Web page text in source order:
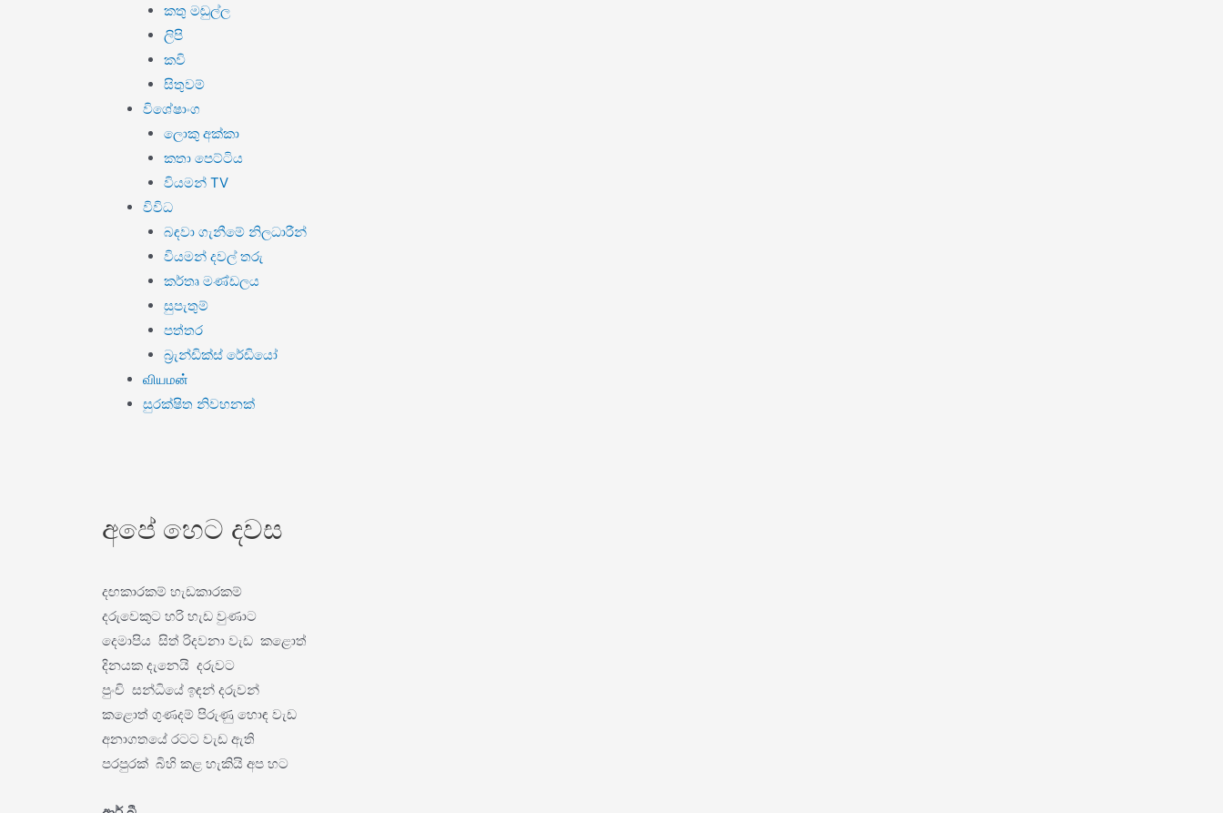
කතු මඬුල්ල
ලිපි
කවි
සිතුවම්
විශේෂාංග
ලොකු අක්කා
කතා පෙට්ටිය
වියමන් TV
විවිධ
බඳවා ගැනීමේ නිලධාරීන්
වියමන් දවල් තරු
කර්තෘ මණ්ඩලය
සුපැතුම්
පත්තර
බ්‍රැන්ඩික්ස් රේඩියෝ
வியமன்
සුරක්ෂිත නිවහනක්
අපේ හෙට දවස
දඟකාරකම් හැඩකාරකම්
දරුවෙකුට හරි හැඩ වුණාට
දෙමාපිය සිත් රිදවනා වැඩ කළොත්
දිනයක දැනෙයි දරුවට
පුංචි සන්ධියේ ඉඳන් දරුවන්
කළොත් ගුණදම් පිරුණු හොඳ වැඩ
අනාගතයේ රටට වැඩ ඇති
පරපුරක් බිහි කළ හැකියි අප හට